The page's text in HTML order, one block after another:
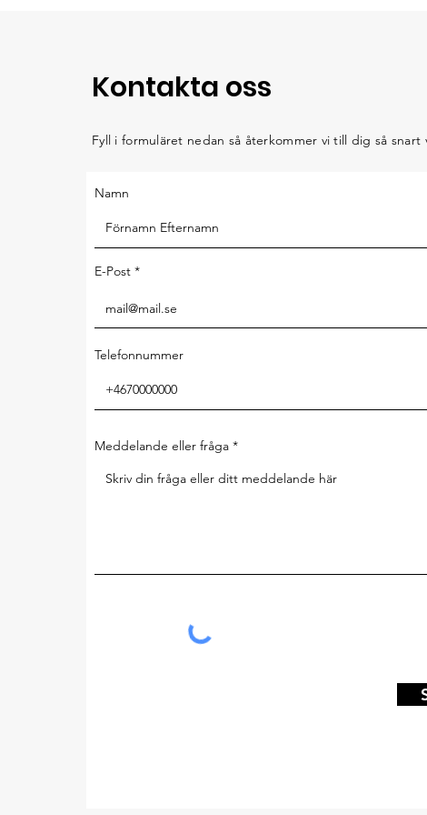
Kontakta oss
Fyll i formuläret nedan så återkommer vi till dig så snart
Namn
E-Post
Telefonnummer
Meddelande eller fråga